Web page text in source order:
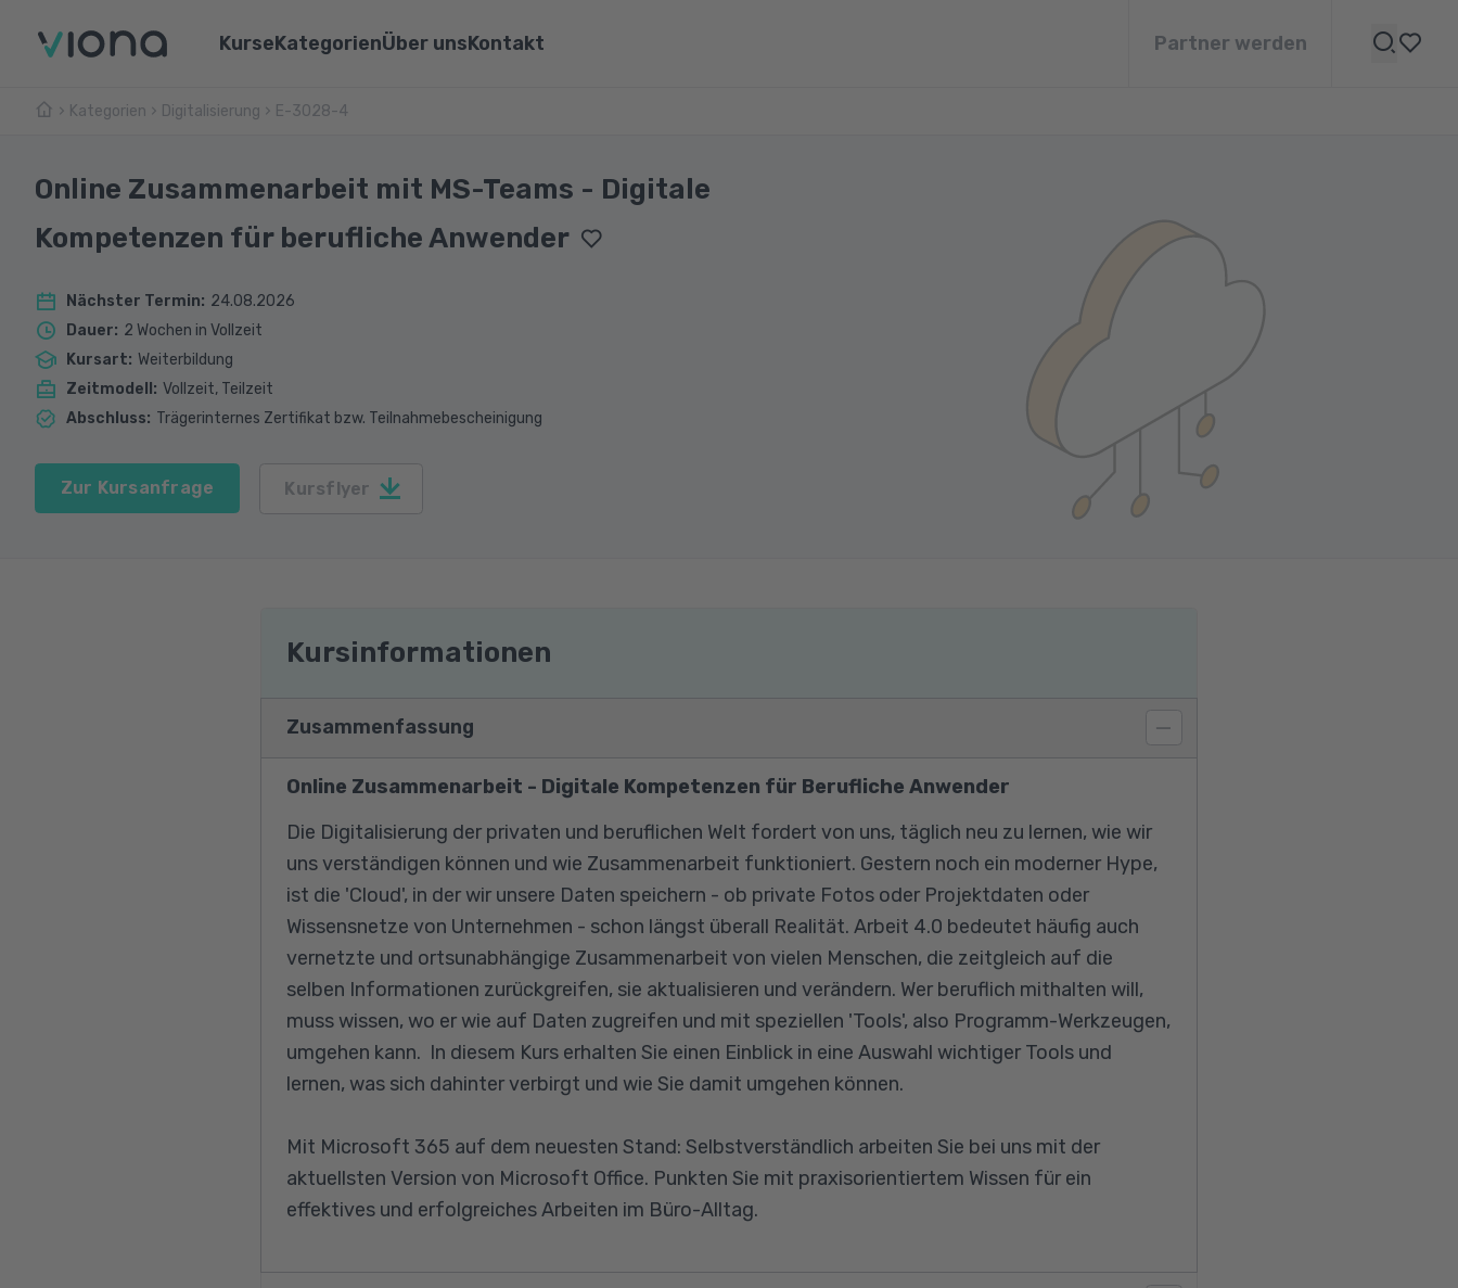
Kurse
Umschulungen
Kategorien
Pflege & Medizin
Über unsKontakt Partner werden
Kategorien Digitalisierung E-3028-4
Online Zusammenarbeit mit MS-Teams - Digitale
Kompetenzen für berufliche Anwender
Nächster Termin: 24.08.2026
Dauer: 2 Wochen in Vollzeit
Kursart: Weiterbildung
Zeitmodell : Vollzeit, Teilzeit
Abschluss: Trägerinternes Zertifikat bzw. Teilnahmebescheinigung
Zur Kursanfrage Kursflyer
Kursinformationen
Zusammenfassung
Online Zusammenarbeit - Digitale Kompetenzen für Berufliche Anwender
Die Digitalisierung der privaten und beruflichen Welt fordert von uns, täglich neu zu lernen, wie wir
uns verständigen können und wie Zusammenarbeit funktioniert. Gestern noch ein moderner Hype,
ist die 'Cloud', in der wir unsere Daten speichern - ob private Fotos oder Projektdaten oder
Wissensnetze von Unternehmen - schon längst überall Realität. Arbeit 4.0 bedeutet häufig auch
vernetzte und ortsunabhängige Zusammenarbeit von vielen Menschen, die zeitgleich auf die
selben Informationen zurückgreifen, sie aktualisieren und verändern. Wer beruflich mithalten will,
muss wissen, wo er wie auf Daten zugreifen und mit speziellen 'Tools', also Programm-Werkzeugen,
umgehen kann. In diesem Kurs erhalten Sie einen Einblick in eine Auswahl wichtiger Tools und
lernen, was sich dahinter verbirgt und wie Sie damit umgehen können.
Mit Microsoft 365 auf dem neuesten Stand: Selbstverständlich arbeiten Sie bei uns mit der
aktuellsten Version von Microsoft Office. Punkten Sie mit praxisorientiertem Wissen für ein
effektives und erfolgreiches Arbeiten im Büro-Alltag.